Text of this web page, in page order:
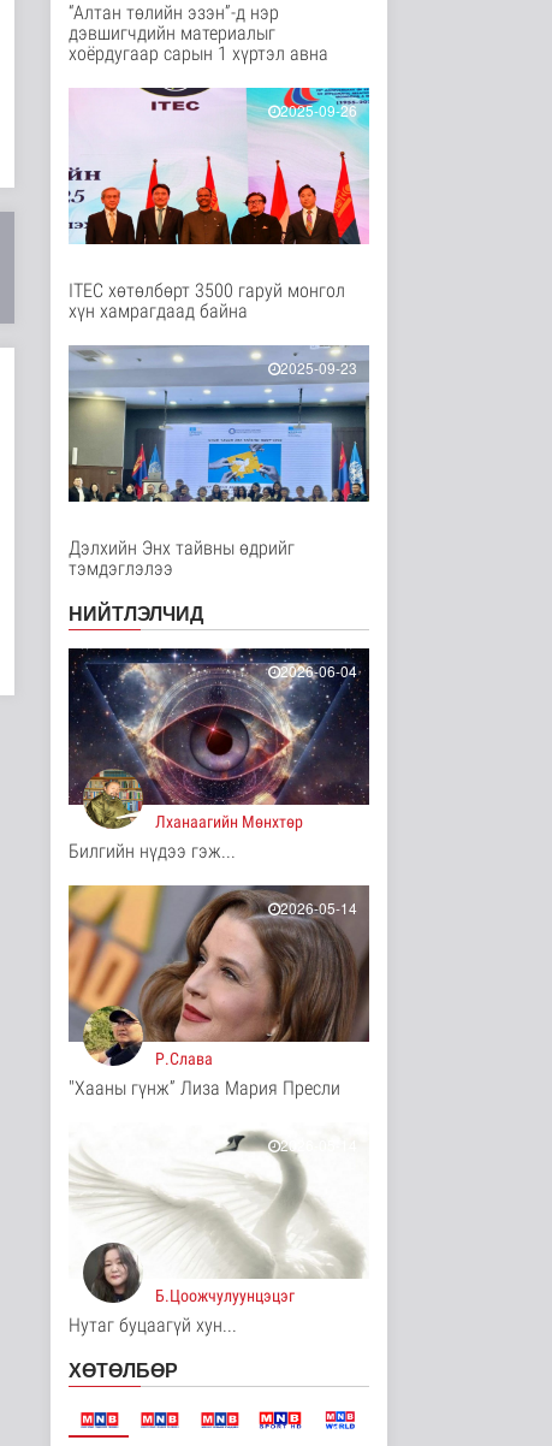
Байгаль орчин
14 цаг 37 минутын өмнө
метр урт гүүр барьж
байна
14 цаг 52 минутын өмнө
Төслийн эхний 87 км-
ээс цааш үргэлжлэх
хэсгүүдэд..
14 цаг 3 минутын өмнө
аас сар бүр 12-15
мянган тонн..
Улс төр
14 цаг 9 минутын өмнө
Газар чөлөөлөлт, нөхөн
олговрын асуудлыг
хуулийн..
14 цаг 11 минутын өмнө
могойд хатгуулахаас
сэрэмжлээрэй
Эрүүл мэнд
16 цаг 19 минутын өмнө
Ц.Идэрбат: Мал
эмнэлгийн салбарын
өрсөлдөх чадва..
Нийгэм
16 цаг 27 минутын өмнө
салбарт “Oxus Metals
Улс төр
17 цаг 42 минутын өмнө
COP17 хурлын үеэр
"Нарантуул",
"Дүнжингарав" худ..
Нийгэм
17 цаг 50 минутын өмнө
Европ дахь "Монгол гэр"
Энтертайнмент
17 цаг 58 минутын өмнө
Унгар Улс эрчим хүчээ
хэмнэх зорилгоор
хязгаарла..
Дэлхийд
17 цаг 12 минутын өмнө
жолооны болон..
Нийгэм
17 цаг 17 минутын өмнө
“Алтан төлийн эзэн”-д нэр
дэвшигчдийн материалыг
хоёрдугаар сарын 1 хүртэл авна
2025-09-26
ITEC хөтөлбөрт 3500 гаруй монгол
хүн хамрагдаад байна
2025-09-23
Дэлхийн Энх тайвны өдрийг
тэмдэглэлээ
НИЙТЛЭЛЧИД
2026-06-04
Лханаагийн Мөнхтөр
Билгийн нүдээ гэж...
2026-05-14
Р.Слава
"Хааны гүнж” Лиза Мария Пресли
2026-05-14
Б.Цоожчулуунцэцэг
Нутаг буцаагүй хун...
ХӨТӨЛБӨР